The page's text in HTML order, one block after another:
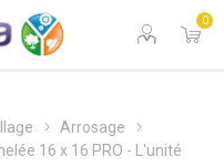
0
Arrosage
16 x 16 PRO - L'unité